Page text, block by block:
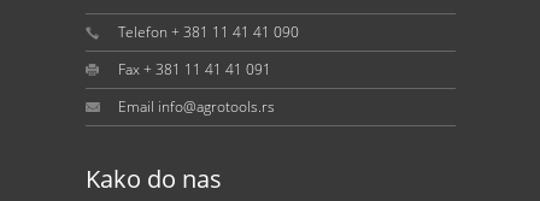
Telefon + 381 11 41 41 090
Fax + 381 11 41 41 091
Email info@agrotools.rs
Kako do nas